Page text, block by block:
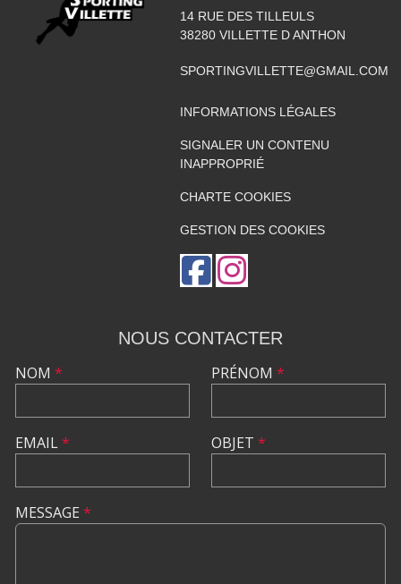
14 RUE DES TILLEULS
38280 VILLETTE D ANTHON
SPORTINGVILLETTE@GMAIL.COM
INFORMATIONS LÉGALES
SIGNALER UN CONTENU
INAPPROPRIÉ
CHARTE COOKIES
GESTION DES COOKIES
NOUS CONTACTER
NOM *
EMAIL*
PRÉNOM *
OBJET *
MESSAGE *